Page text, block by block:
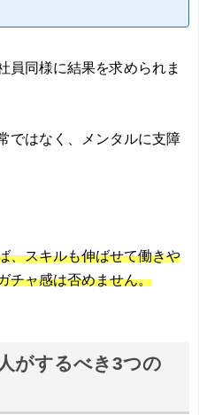
員同様に結果を求められま
ではなく、メンタルに支障
、スキルも伸ばせて働きや
チャ感は否めません。
がするべき3つの